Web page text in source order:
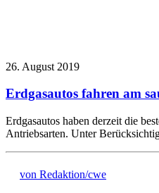
26. August 2019
Erdgasautos fahren am
Erdgasautos haben derzeit die
Antriebsarten. Unter
von Redaktion/cwe